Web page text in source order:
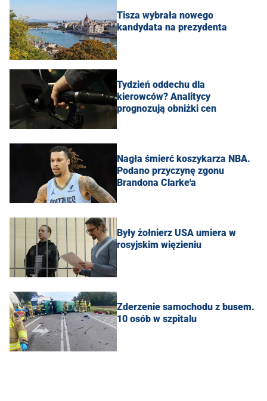
Tisza wybrała nowego
kandydata na prezydenta
Tydzień oddechu dla
kierowców? Analitycy
prognozują obniżki cen
Nagła śmierć koszykarza NBA.
Podano przyczynę zgonu
Brandona Clarke'a
Były żołnierz USA umiera w
rosyjskim więzieniu
Zderzenie samochodu z busem.
10 osób w szpitalu